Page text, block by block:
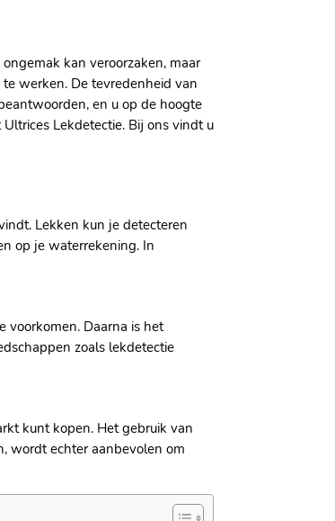
kan veroorzaken, maar
werken. De tevredenheid van
en u op de hoogte
Lekdetectie. Bij ons vindt u
Lekken kun je detecteren
op je waterrekening. In
voorkomen. Daarna is het
zoals lekdetectie
kunt kopen. Het gebruik van
wordt echter aanbevolen om